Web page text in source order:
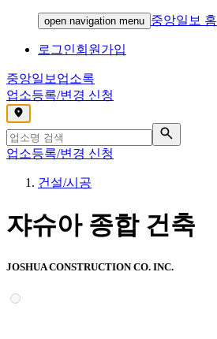
open navigation menu 중앙일보 홈
로그인회원가입
중앙일보 업소록
업소등록/변경 신청
,
업소등록/변경 신청
건설/시공
쟈슈아 종합 건축
JOSHUA CONSTRUCTION CO. INC.